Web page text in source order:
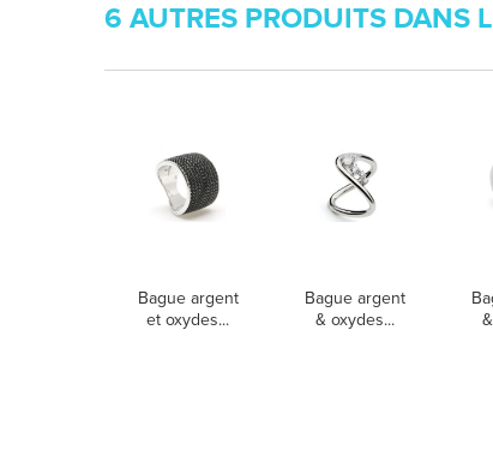
6 AUTRES PRODUITS DANS
Bague argent
et oxydes...
Bague argent
& oxydes...